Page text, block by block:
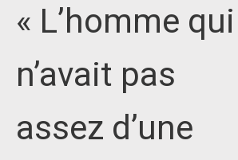
« L’homme qui
n’avait pas
assez d’une